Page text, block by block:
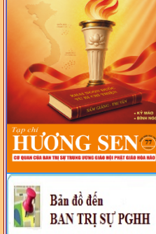
DIỆN TỈNH VÀ GIÁO LÝ
VIÊN - CHUYÊN ĐỀ: NHỮNG
VẤN ĐỀ CHUNG VỀ PHÁP
LUẬT VÀ HỆ THỐNG PHÁP
LUẬT VIỆT NAM
- LỚP TẬP HUẤN LỊCH SỬ,
PHÁP LUẬT VIỆT NAM VÀ
HIẾN CHƯƠNG GIÁO HỘI
PGHH NHIỆM KỲ VI (2024-
2029) CHO TRỊ SỰ VIÊN
TRUNG ƯƠNG, BAN ĐẠI
DIỆN TỈNH VÀ GIÁO LÝ
VIÊN - CHUYÊN ĐỀ: SỰ RA
ĐỜI, BẢN CHẤT, CHỨC
NĂNG VÀ HÌNH THỨC CỦA